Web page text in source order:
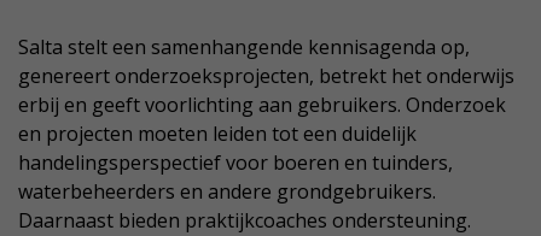
Salta stelt een samenhangende kennisagenda op,
genereert onderzoeksprojecten, betrekt het onderwijs
erbij en geeft voorlichting aan gebruikers. Onderzoek
en projecten moeten leiden tot een duidelijk
handelingsperspectief voor boeren en tuinders,
waterbeheerders en andere grondgebruikers.
Daarnaast bieden praktijkcoaches ondersteuning.